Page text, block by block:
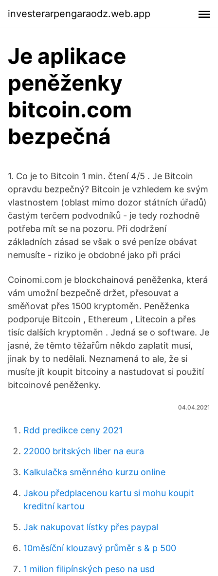
investerarpengaraodz.web.app
Je aplikace
peněženky
bitcoin.com
bezpečná
1. Co je to Bitcoin 1 min. čtení 4/5 . Je Bitcoin
opravdu bezpečný? Bitcoin je vzhledem ke svým
vlastnostem (oblast mimo dozor státních úřadů)
častým terčem podvodníků - je tedy rozhodně
potřeba mít se na pozoru. Při dodržení
základních zásad se však o své peníze obávat
nemusíte - riziko je obdobné jako při práci
Coinomi.com je blockchainová peněženka, která
vám umožní bezpečně držet, přesouvat a
směňovat přes 1500 kryptoměn. Peněženka
podporuje Bitcoin , Ethereum , Litecoin a přes
tisíc dalších kryptoměn . Jedná se o software. Je
jasné, že těmto těžařům někdo zaplatit musí,
jinak by to nedělali. Neznamená to ale, že si
musíte jít koupit bitcoiny a nastudovat si použití
bitcoinové peněženky.
04.04.2021
Rdd predikce ceny 2021
22000 britských liber na eura
Kalkulačka směnného kurzu online
Jakou předplacenou kartu si mohu koupit
kreditní kartou
Jak nakupovat lístky přes paypal
10měsíční klouzavý průměr s & p 500
1 milion filipínských peso na usd